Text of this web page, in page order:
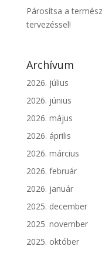
Párosítsa a
tervezéssel!
Archívum
2026. július
2026. június
2026. május
2026. április
2026. március
2026. február
2026. január
2025. december
2025. november
2025. október